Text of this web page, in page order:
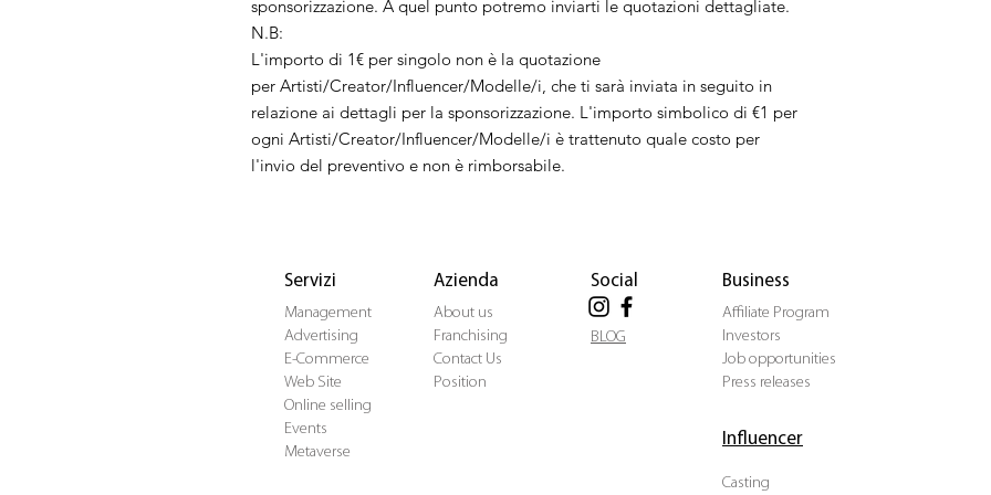
sponsorizzazione. A quel punto potremo inviarti le quotazioni dettagliate.
N.B:
L'importo di 1€ per singolo non è la quotazione
per Artisti/Creator/Influencer/Modelle/i, che ti sarà inviata in seguito in
relazione ai dettagli per la sponsorizzazione. L'importo simbolico di €1 per
ogni Artisti/Creator/Influencer/Modelle/i è trattenuto quale costo per
l'invio del preventivo e non è rimborsabile.
Servizi
Management
Advertising
E-Commerce
Web Site
Online selling
Events
Metaverse
Azienda
About us
Franchising
Contact Us
Position
Social
BLOG
Business
Affiliate Program
Investors
Job opportunities
Press releases
Influencer
Casting